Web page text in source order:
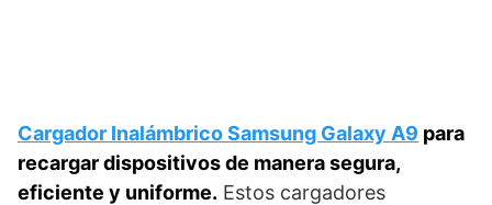
Cargador Inalámbrico Samsung Galaxy A9 para
recargar dispositivos de manera segura,
eficiente y uniforme. Estos cargadores